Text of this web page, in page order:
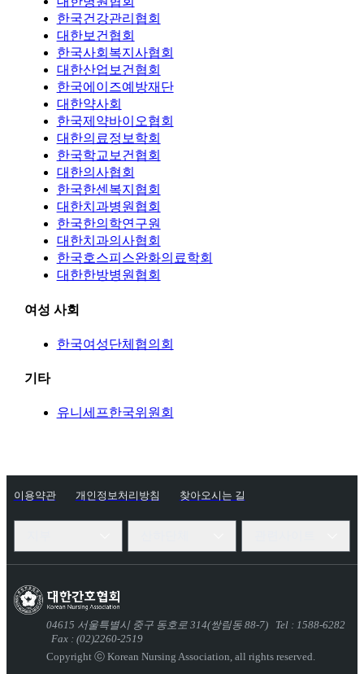
한국건강관리협회
대한보건협회
한국사회복지사협회
대한산업보건협회
한국에이즈예방재단
대한약사회
한국제약바이오협회
대한의료정보학회
한국학교보건협회
대한의사협회
한국한센복지협회
대한치과병원협회
한국한의학연구원
대한치과의사협회
한국호스피스완화의료학회
대한한방병원협회
여성 사회
한국여성단체협의회
기타
유니세프한국위원회
이용약관 개인정보처리방침 찾아오시는 길
04615 서울특별시 중구 동호로 314(쌍림동 88-7)
Tel : 1588-6282
Fax : (02)2260-2519
Copyright ⓒ Korean Nursing Association, all rights reserved.